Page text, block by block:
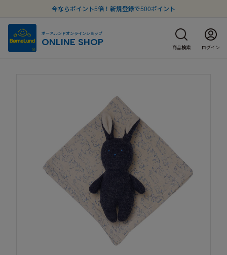
今ならポイント5倍！新規登録で500ポイント
ボーネルンドオンラインショップ
ONLINE SHOP 商品検索 ログイン